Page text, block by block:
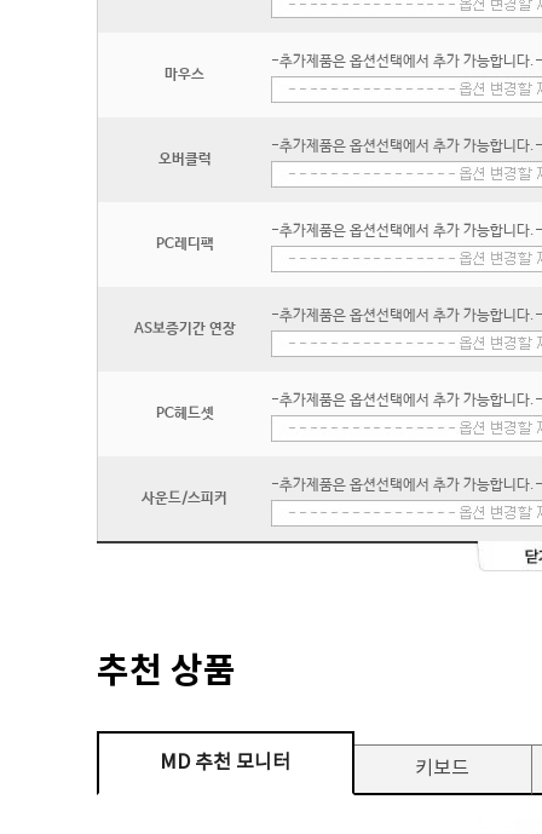
마우스
-추가제품은 옵션선택에서 추가 가능합니다.-
오버클럭
-추가제품은 옵션선택에서 추가 가능합니다.-
PC레디팩
-추가제품은 옵션선택에서 추가 가능합니다.-
AS보증기간 연장
-추가제품은 옵션선택에서 추가 가능합니다.-
PC헤드셋
-추가제품은 옵션선택에서 추가 가능합니다.-
사운드/스피커
-추가제품은 옵션선택에서 추가 가능합니다.-
추천 상품
MD 추천 모니터 키보드